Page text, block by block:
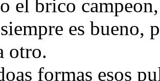
el brico
es bueno,
otro.
formas esos